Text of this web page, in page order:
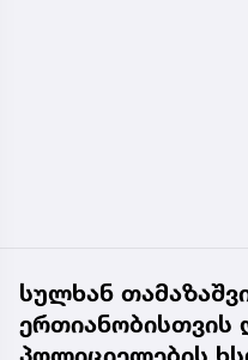
სულხან
ერთიანობისთვის